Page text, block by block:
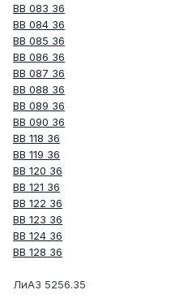
ВВ 083 36
ВВ 084 36
ВВ 085 36
ВВ 086 36
ВВ 087 36
ВВ 088 36
ВВ 089 36
ВВ 090 36
ВВ 118 36
ВВ 119 36
ВВ 120 36
ВВ 121 36
ВВ 122 36
ВВ 123 36
ВВ 124 36
ВВ 128 36
ЛиАЗ 5256.35